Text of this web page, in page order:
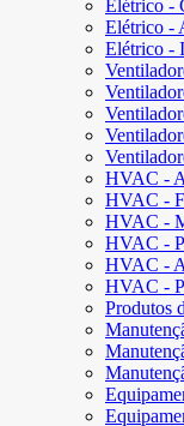
Elétrico -
Elétrico -
Elétrico -
HVAC -
HVAC -
HVAC -
HVAC -
HVAC -
HVAC -
Produtos